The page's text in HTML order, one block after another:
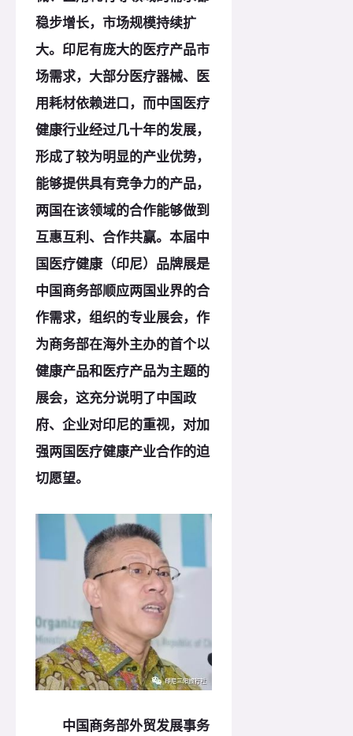
稳步增长，市场规模持续扩
大。印尼有庞大的医疗产品市
场需求，大部分医疗器械、医
用耗材依赖进口，而中国医疗
健康行业经过几十年的发展，
形成了较为明显的产业优势，
能够提供具有竞争力的产品，
两国在该领域的合作能够做到
互惠互利、合作共赢。本届中
国医疗健康（印尼）品牌展是
中国商务部顺应两国业界的合
作需求，组织的专业展会，作
为商务部在海外主办的首个以
健康产品和医疗产品为主题的
展会，这充分说明了中国政
府、企业对印尼的重视，对加
强两国医疗健康产业合作的迫
切愿望。
中国商务部外贸发展事务